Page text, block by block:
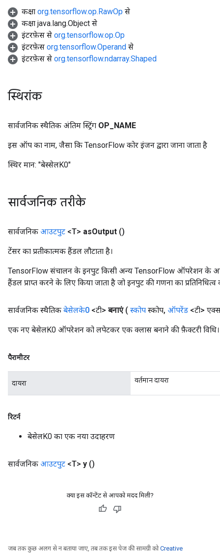
कक्षा org.tensorflow.op.RawOp से
कक्षा java.lang.Object से
इंटरफ़ेस से org.tensorflow.op.Op
इंटरफ़ेस org.tensorflow.Operand से
इंटरफ़ेस से org.tensorflow.ndarray.Shaped
स्थिरांक
सार्वजनिक स्थैतिक अंतिम स्ट्रिंग OP NAME
इस ऑप का नाम, जैसा कि TensorFlow कोर इंजन द्वारा जाना जाता है
स्थिर मान: "बेस्सेलK0"
सार्वजनिक तरीके
सार्वजनिक आउटपुट <T> asOutput ()
टेंसर का प्रतीकात्मक हैंडल लौटाता है।
TensorFlow संचालन के इनपुट किसी अन्य TensorFlow ऑपरेशन के
हैंडल प्राप्त करने के लिए किया जाता है जो इनपुट की गणना का प्रतिनिधित्व
सार्वजनिक स्थैतिक बेसेलके0 <टी> बनाएं ( स्कोप स्कोप, ऑपरेंड <टी>
एक नए बेसेलK0 ऑपरेशन को लपेटकर एक क्लास बनाने की फ़ैक्टरी विधि।
पैरामीटर
दायरा वर्तमान दायरा
रिटर्न
बेसेलK0 का एक नया उदाहरण
सार्वजनिक आउटपुट <T> y ()
क्या इस कॉन्टेंट से आपको मदद मिली?
जब तक कुछ अलग से न बताया जाए, तब तक इस पेज की सामग्री कोCreative